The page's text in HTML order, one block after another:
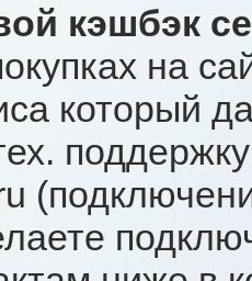
кэшбэк
на
который